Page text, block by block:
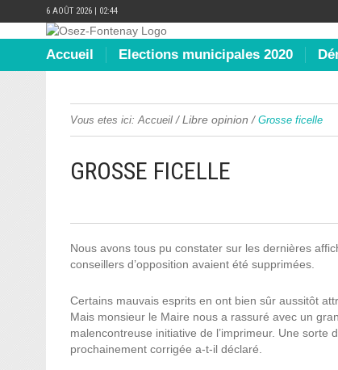
6 AOÛT 2026 | 02:44
Accueil Elections municipales 2020
Vous etes ici: Accueil /Libre opinion / Grosse ficelle
GROSSE FICELLE
Nous avons tous pu constater sur les dernières
conseillers d’opposition avaient été supprimées.
Certains mauvais esprits en ont bien sûr aussitôt
Mais monsieur le Maire nous a rassuré avec un
malencontreuse initiative de l’imprimeur. Une
prochainement corrigée a-t-il déclaré.